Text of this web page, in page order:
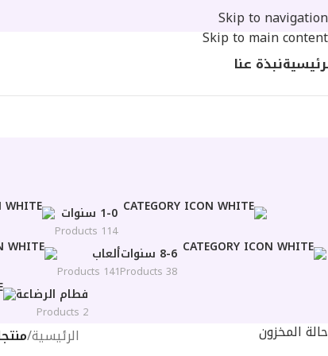
Skip to navigation
Skip to main content
نبذة عنا
1-0 سنوات
114 Products
8-6 سنوات
38 Products
ألعاب
141 Products
فطام الرضاعة
2 Products
حالة المخزون الرئيسية/